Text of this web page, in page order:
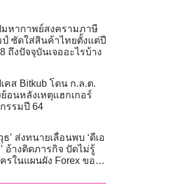
มหากาพย์สงครามภาษี
ซัดใส่สินค้าไทยตั้งแต่ปี
ถึงปัจจุบันเจออะไรบ้าง
คส Bitkub โดน ก.ล.ต.
อนหลังเหตุแฮกเกอร์
รรมปี 64
ธ’ ส่งทนายเลื่อนพบ ‘ดีเอ
อ้างติดภารกิจ ปัดไม่รู้
รในแผนผัง Forex ของ